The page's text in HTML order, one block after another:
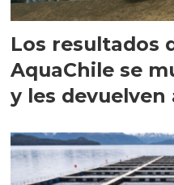
Los resultados
AquaChile se
y les devuelven